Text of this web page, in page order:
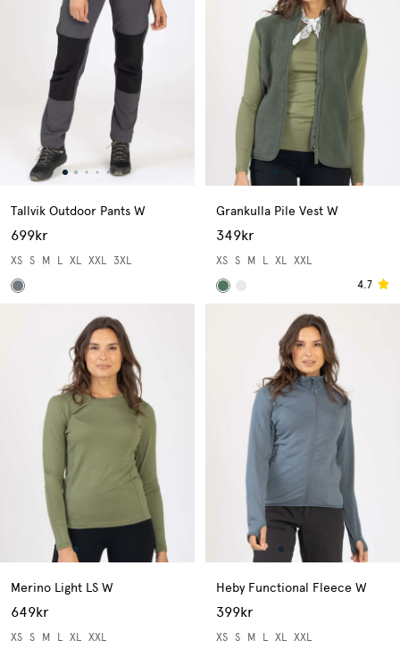
Tallvik Outdoor Pants W
699kr
XS S M L XL XXL 3XL
Grankulla Pile Vest W
349kr
XS S M L XL
XXL
4.7
Merino Light LS W
649kr
XS S M L XL XXL
Heby Functional Fleece W
399kr
XS S M L XL XXL